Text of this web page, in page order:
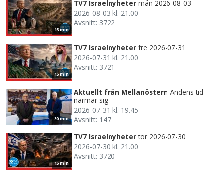
15 min
TV7 Israelnyheter mån 2026-08-03
2026-08-03 kl. 21.00
Avsnitt: 3722
15 min
TV7 Israelnyheter fre 2026-07-31
2026-07-31 kl. 21.00
Avsnitt: 3721
30 min
Aktuellt från Mellanöstern Ändens tid
närmar sig
2026-07-31 kl. 19.45
Avsnitt: 147
15 min
TV7 Israelnyheter tor 2026-07-30
2026-07-30 kl. 21.00
Avsnitt: 3720